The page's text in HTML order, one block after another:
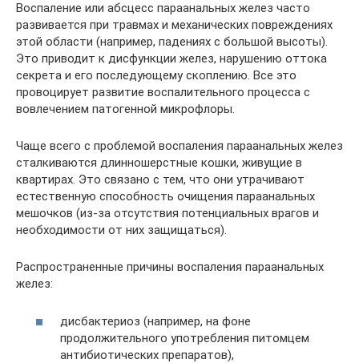
Воспаление или абсцесс параанальных желез часто
развивается при травмах и механических повреждениях
этой области (например, падениях с большой высоты).
Это приводит к дисфункции желез, нарушению оттока
секрета и его последующему скоплению. Все это
провоцирует развитие воспалительного процесса с
вовлечением патогенной микрофлоры.
Чаще всего с проблемой воспаления параанальных желез
сталкиваются длинношерстные кошки, живущие в
квартирах. Это связано с тем, что они утрачивают
естественную способность очищения параанальных
мешочков (из-за отсутствия потенциальных врагов и
необходимости от них защищаться).
Распространенные причины воспаления параанальных
желез:
дисбактериоз (например, на фоне
продолжительного употребления питомцем
антибиотических препаратов),